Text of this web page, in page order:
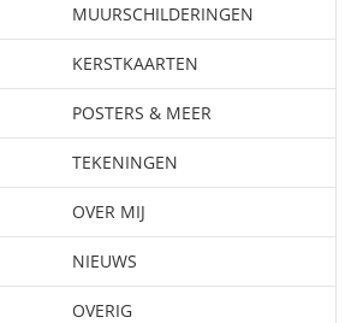
MUURSCHILDERINGEN
KERSTKAARTEN
POSTERS & MEER
TEKENINGEN
OVER MIJ
NIEUWS
OVERIG